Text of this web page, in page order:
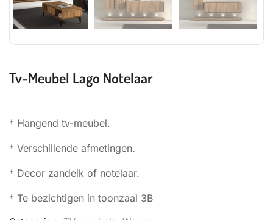
Tv-Meubel Lago Notelaar
* Hangend tv-meubel.
* Verschillende afmetingen.
* Decor zandeik of notelaar.
* Te bezichtigen in toonzaal 3B